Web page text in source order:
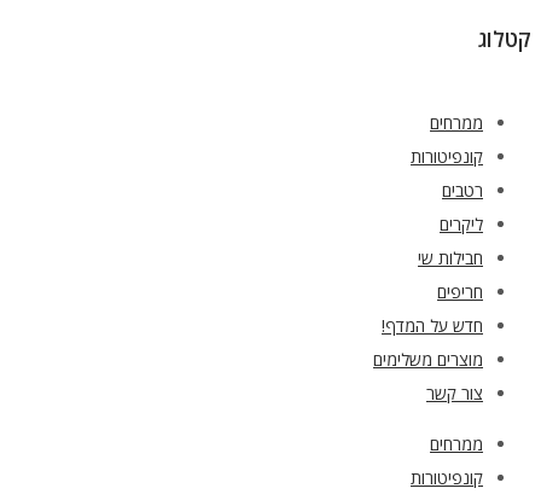
קטלוג
ממרחים
קונפיטורות
רטבים
ליקרים
חבילות שי
חריפים
חדש על המדף!
מוצרים משלימים
צור קשר
ממרחים
קונפיטורות